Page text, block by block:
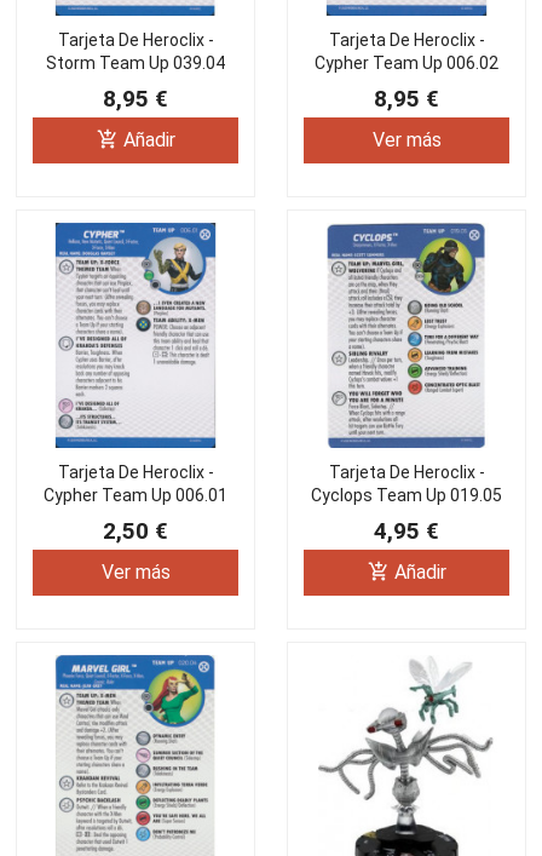
Tarjeta De Heroclix -
Storm Team Up 039.04
8,95 €
add_shopping_cart Añadir
Tarjeta De Heroclix -
Cypher Team Up 006.02
8,95 €
Ver más
Tarjeta De Heroclix -
Cypher Team Up 006.01
2,50 €
Ver más
Tarjeta De Heroclix -
Cyclops Team Up 019.05
4,95 €
add_shopping_cart Añadir